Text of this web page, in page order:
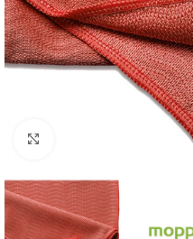
Klikkaa suurentaaksesi